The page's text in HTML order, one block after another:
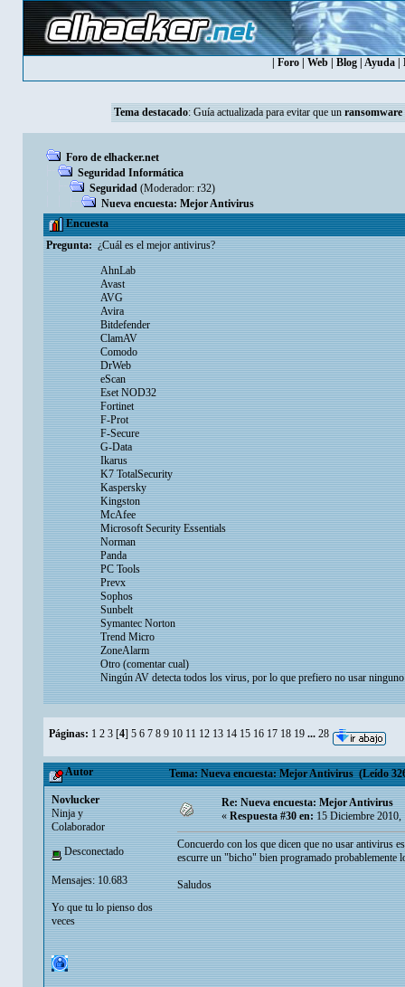
Foro Web Blog Ayuda
Tema destacado: Guía actualizada para evitar que un ransomware
Foro de elhacker.net
Seguridad Informática
Seguridad (Moderador: r32)
Nueva encuesta: Mejor Antivirus
Encuesta
Pregunta: ¿Cuál es el mejor antivirus?
AhnLab
Avast
AVG
Avira
Bitdefender
ClamAV
Comodo
DrWeb
eScan
Eset NOD32
Fortinet
F-Prot
F-Secure
G-Data
Ikarus
K7 TotalSecurity
Kaspersky
Kingston
McAfee
Microsoft Security Essentials
Norman
Panda
PC Tools
Prevx
Sophos
Sunbelt
Symantec Norton
Trend Micro
ZoneAlarm
Otro (comentar cual)
Ningún AV detecta todos los virus, por lo que prefiero no usar ninguno
Páginas: 1 2 3 [4] 5 6 7 8 9 10 11 12 13 14 15 16 17 18 19 ... 28
Autor Tema: Nueva encuesta: Mejor Antivirus (Leído
Novlucker
Ninja y
Colaborador
Desconectado
Mensajes: 10.683
Yo que tu lo pienso dos
veces
Re: Nueva encuesta: Mejor Antivirus
«Respuesta #30 en:15 Diciembre 2010,
Concuerdo con los que dicen que no usar antivirus
escurre un "bicho" bien programado probablemente
Saludos